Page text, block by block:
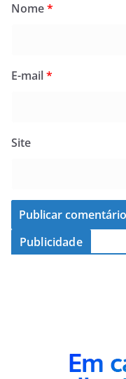
Nome*
E-mail*
Site
Publicidade